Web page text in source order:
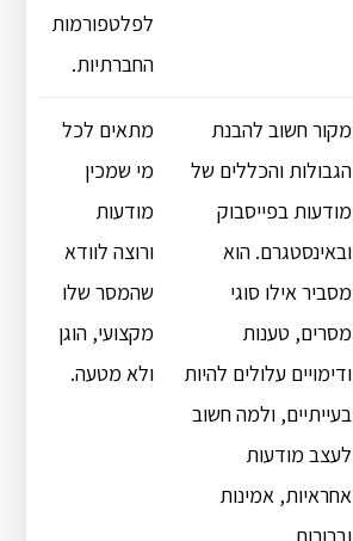
לפלטפורמות
החברתיות.
מקור חשוב להבנת
הגבולות והכללים של
מודעות בפייסבוק
ובאינסטגרם. הוא
מסביר אילו סוגי
מסרים, טענות
ודימויים עלולים להיות
בעייתיים, ולמה חשוב
לעצב מודעות
אחראיות, אמינות
מתאים לכל
מי שמכין
מודעות
ורוצה לוודא
שהמסר שלו
מקצועי, הוגן
ולא מטעה.